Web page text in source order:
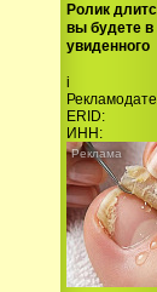
Ролик
вы будете в
увиденного
i
ERID:
ИНН: